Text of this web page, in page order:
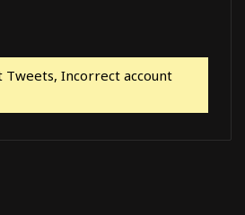
Tweets, Incorrect account